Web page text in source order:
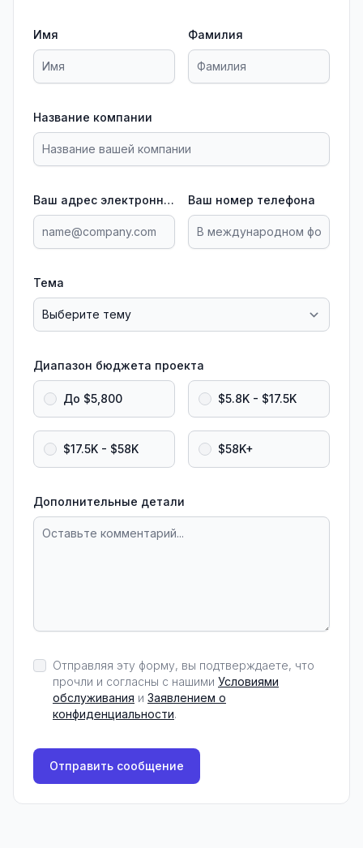
Имя Фамилия
Название компании
Ваш адрес электронной почты Ваш номер телефона
Тема
Диапазон бюджета проекта
До $5,800 $5.8K - $17.5K
$17.5K - $58K $58K+
Дополнительные детали
Отправляя эту форму, вы подтверждаете, что
прочли и согласны с нашими Условиями
обслуживания и Заявлением о
конфиденциальности.
Отправить сообщение